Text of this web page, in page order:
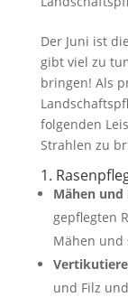
Der Juni ist
gibt viel zu
bringen! Als
folgenden
Strahlen zu
1.
Mähen und
gepflegten
Mähen und
und Filz